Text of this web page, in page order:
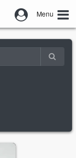
Menu